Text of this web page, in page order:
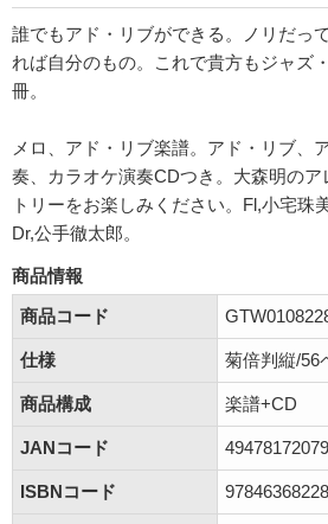
誰でもアド・リブができる。ノリだっ
れば自分のもの。これで貴方もジャズ
冊。
メロ、アド・リブ楽譜。アド・リブ、
奏、カラオケ演奏CDつき。大森明の
トリーをお楽しみください。Fl,小宅珠
Dr,公手徹太郎。
商品情報
商品コード
仕様 菊倍判縦/56
商品構成 楽譜+CD
JANコード
ISBNコード